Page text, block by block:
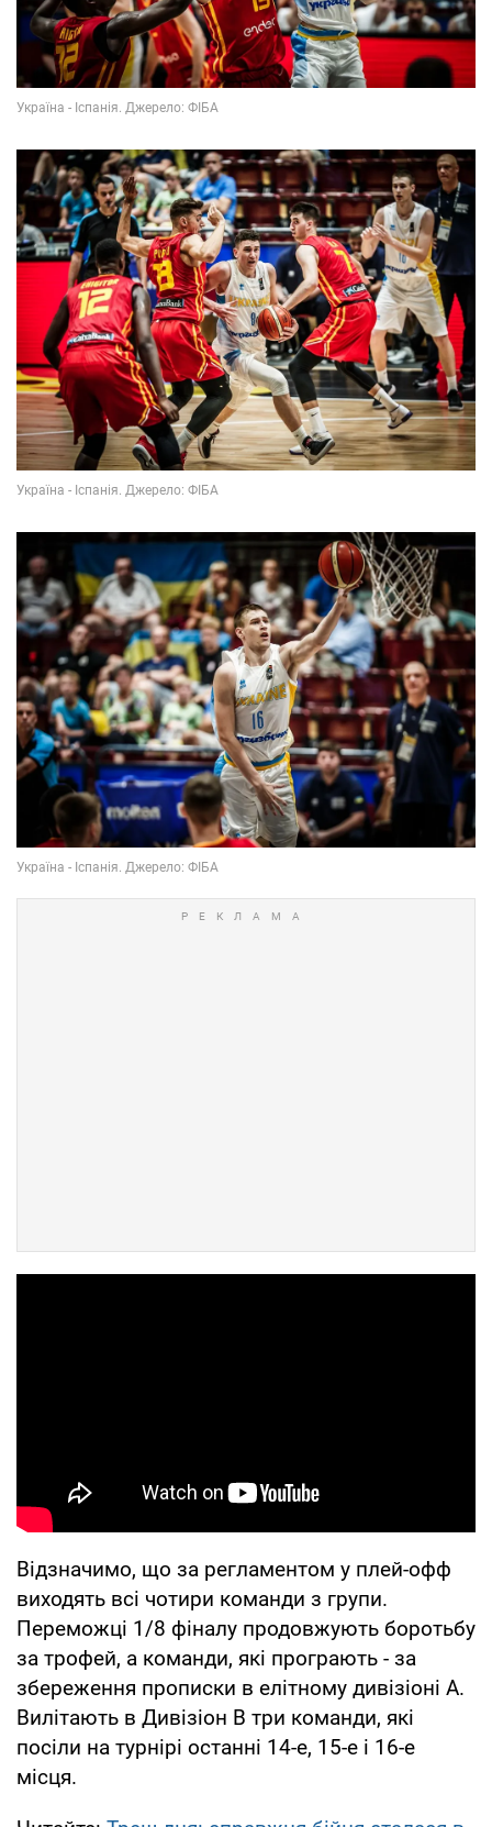
Відзначимо, що за регламентом у плей-офф
виходять всі чотири команди з групи.
Переможці 1/8 фіналу продовжують боротьбу
за трофей, а команди, які програють - за
збереження прописки в елітному дивізіоні А.
Вилітають в Дивізіон В три команди, які
посіли на турнірі останні 14-е, 15-е і 16-е
місця.